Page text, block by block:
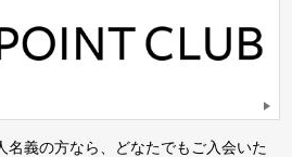
名義の方なら、どなたでもご入会いた